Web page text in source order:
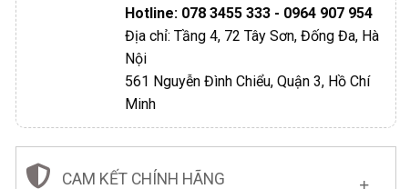
Hotline: 078 3455 333 - 0964 907 954
Địa chỉ: Tầng 4, 72 Tây Sơn, Đống Đa, Hà
Nội
561 Nguyễn Đình Chiểu, Quận 3, Hồ Chí
Minh
CAM KẾT CHÍNH HÃNG